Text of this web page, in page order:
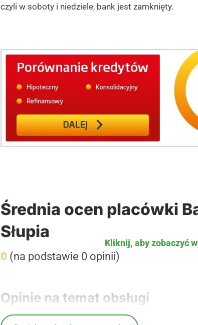
czyli w soboty i niedziele, bank jest zamknięty.
Średnia ocen placówki
Słupia
0 (na podstawie 0 opinii)
Opinie na temat obsługi
Kliknij, aby zobaczyć